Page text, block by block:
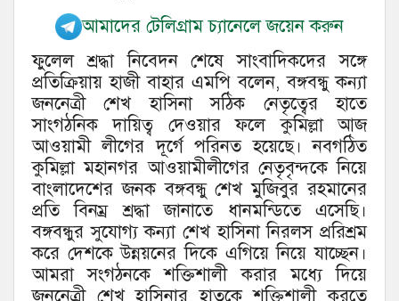
আমাদের টেলিগ্রাম চ্যানেলে জয়েন করুন
ফুলেল শ্রদ্ধা নিবেদন শেষে সাংবাদিকদের সঙ্গে
প্রতিক্রিয়ায় হাজী বাহার এমপি বলেন, বঙ্গবন্ধু কন্যা
জননেত্রী শেখ হাসিনা সঠিক নেতৃত্বের হাতে
সাংগঠনিক দায়িত্ব দেওয়ার ফলে কুমিল্লা আজ
আওয়ামী লীগের দূর্গে পরিনত হয়েছে। নবগঠিত
কুমিল্লা মহানগর আওয়ামীলীগের নেতৃবৃন্দকে নিয়ে
বাংলাদেশের জনক বঙ্গবন্ধু শেখ মুজিবুর রহমানের
প্রতি বিনম্র শ্রদ্ধা জানাতে ধানমন্ডিতে এসেছি।
বঙ্গবন্ধুর সুযোগ্য কন্যা শেখ হাসিনা নিরলস প্ররিশ্রম
করে দেশকে উন্নয়নের দিকে এগিয়ে নিয়ে যাচ্ছেন।
আমরা সংগঠনকে শক্তিশালী করার মধ্যে দিয়ে
জননেত্রী শেখ হাসিনার হাতকে শক্তিশালী করতে